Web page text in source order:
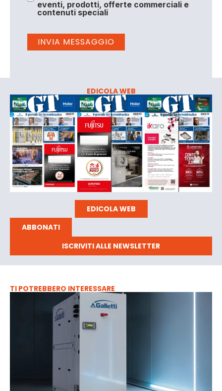
eventi, prodotti, offerte commerciali e
contenuti speciali
EDICOLA WEB
EDICOLA WEB
ABBONATI
ISCRIVITI ALLE NEWSLETTER
TI POTREBBERO INTERESSARE